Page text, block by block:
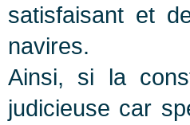
satisfaisant et
navires.
Ainsi, si la
judicieuse car